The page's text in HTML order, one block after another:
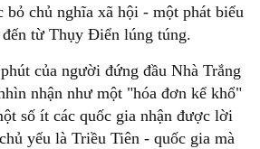
bỏ chủ nghĩa xã hội - một phát biểu
từ Thụy Điển lúng túng.
của người đứng đầu Nhà Trắng
nhận như một "hóa đơn kể khổ"
số ít các quốc gia nhận được lời
yếu là Triều Tiên - quốc gia mà